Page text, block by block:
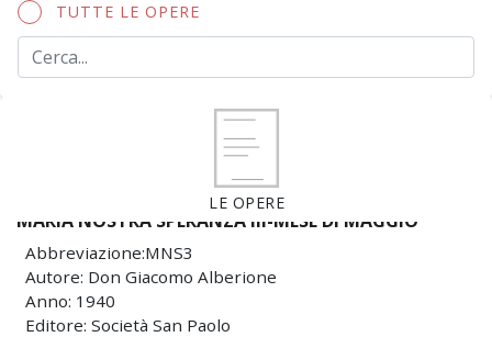
TUTTE LE OPERE
LE OPERE
MARIA NOSTRA SPERANZA III-MESE DI MAGGIO
Abbreviazione:MNS3
Autore: Don Giacomo Alberione
Anno: 1940
Editore: Società San Paolo